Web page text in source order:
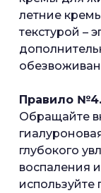
летние
текстурой –
Правило №4.
Обращайте
глубокого
воспаления